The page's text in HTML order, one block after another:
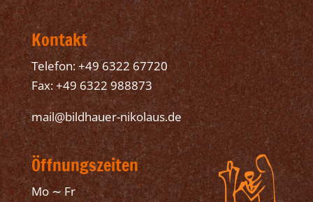
Kontakt
Telefon: +49 6322 67720
Fax: +49 6322 988873
mail@bildhauer-nikolaus.de
Öffnungszeiten
Mo ∼ Fr